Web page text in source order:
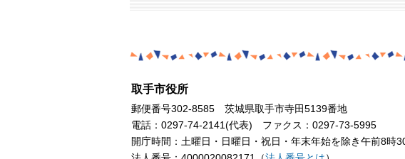
取手市役所
郵便番号302-8585 茨城県取手市寺田5139番地
電話：0297-74-2141(代表) ファクス：0297-73-5995
開庁時間：土曜日・日曜日・祝日・年末年始を除き午前8時